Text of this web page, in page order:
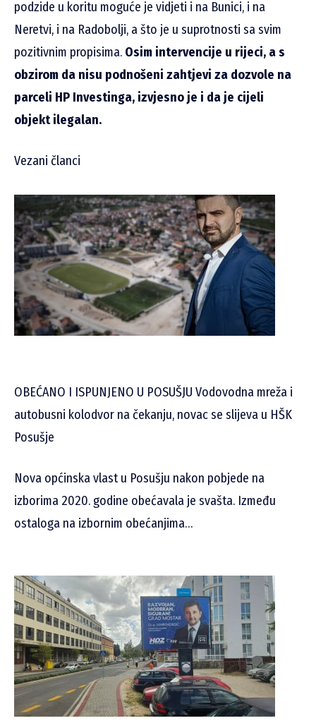
podzide u koritu moguće je vidjeti i na Bunici, i na
Neretvi, i na Radobolji, a što je u suprotnosti sa svim
pozitivnim propisima. Osim intervencije u rijeci, a s
obzirom da nisu podnošeni zahtjevi za dozvole na
parceli HP Investinga, izvjesno je i da je cijeli
objekt ilegalan.
Vezani članci
OBEĆANO I ISPUNJENO U POSUŠJU Vodovodna mreža i
autobusni kolodvor na čekanju, novac se slijeva u HŠK
Posušje
Nova općinska vlast u Posušju nakon pobjede na
izborima 2020. godine obećavala je svašta. Između
ostaloga na izbornim obećanjima…